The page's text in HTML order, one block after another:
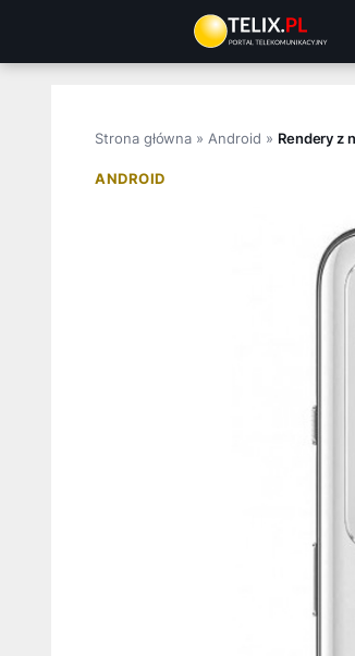
treści
Strona główna » Android » Rendery z
ANDROID